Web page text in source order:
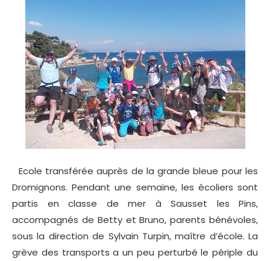
Ecole transférée auprès de la grande bleue pour les
Dromignons. Pendant une semaine, les écoliers sont
partis en classe de mer à Sausset les Pins,
accompagnés de Betty et Bruno, parents bénévoles,
sous la direction de Sylvain Turpin, maître d’école. La
grève des transports a un peu perturbé le périple du